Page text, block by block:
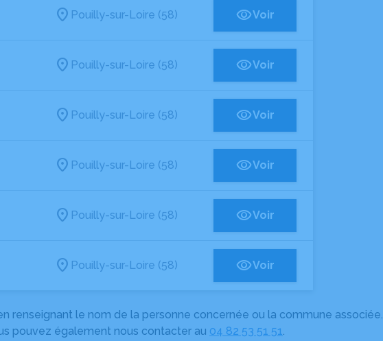
Pouilly-sur-Loire (58) Voir
Pouilly-sur-Loire (58) Voir
Pouilly-sur-Loire (58) Voir
Pouilly-sur-Loire (58) Voir
Pouilly-sur-Loire (58) Voir
Pouilly-sur-Loire (58) Voir
renseignant le nom de la personne concernée ou la commune associée.
pouvez également nous contacter au 04 82 53 51 51.